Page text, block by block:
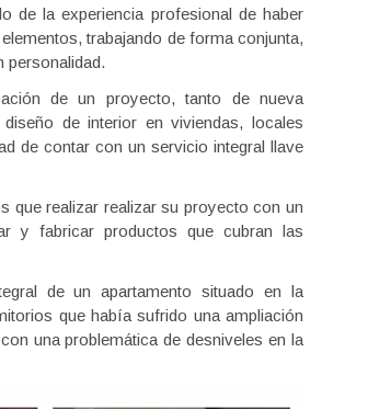
de la experiencia profesional de haber
trabajando de forma conjunta,
personalidad.
de un proyecto, tanto de nueva
de interior en viviendas, locales
de contar con un servicio integral llave
que realizar realizar su proyecto con un
y fabricar productos que cubran las
de un apartamento situado en la
que había sufrido una ampliación
una problemática de desniveles en la